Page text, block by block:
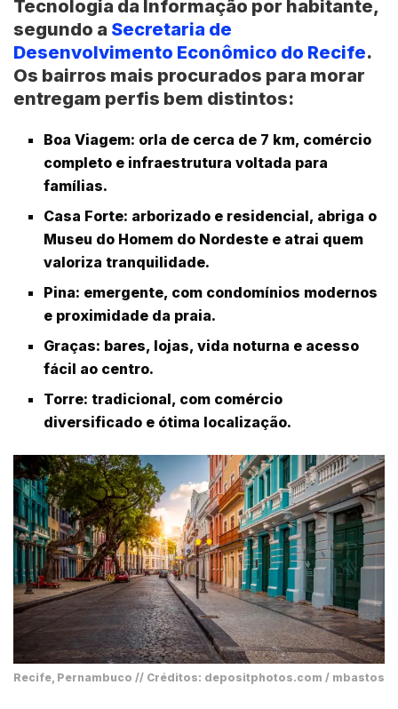
Tecnologia da Informação por habitante,
segundo a Secretaria de
Desenvolvimento Econômico do Recife.
Os bairros mais procurados para morar
entregam perfis bem distintos:
Boa Viagem: orla de cerca de 7 km, comércio
completo e infraestrutura voltada para
famílias.
Casa Forte: arborizado e residencial, abriga o
Museu do Homem do Nordeste e atrai quem
valoriza tranquilidade.
Pina: emergente, com condomínios modernos
e proximidade da praia.
Graças: bares, lojas, vida noturna e acesso
fácil ao centro.
Torre: tradicional, com comércio
diversificado e ótima localização.
Recife, Pernambuco // Créditos: depositphotos.com / mbastos